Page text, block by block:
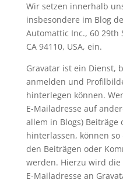
Wir setzen innerhalb
insbesondere im Blog
Automattic Inc., 60 29th
CA 94110, USA, ein.
Gravatar ist ein Dienst,
anmelden und
hinterlegen können.
E-Mailadresse auf
allem in Blogs) Beiträge
hinterlassen, können
den Beiträgen oder
werden. Hierzu wird
E-Mailadresse an